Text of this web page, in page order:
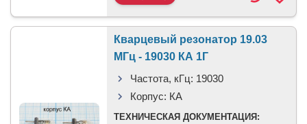
Кварцевый резонатор 19.03
МГц - 19030 КА 1Г
Частота, кГц: 19030
Корпус: КА
ТЕХНИЧЕСКАЯ ДОКУМЕНТАЦИЯ: